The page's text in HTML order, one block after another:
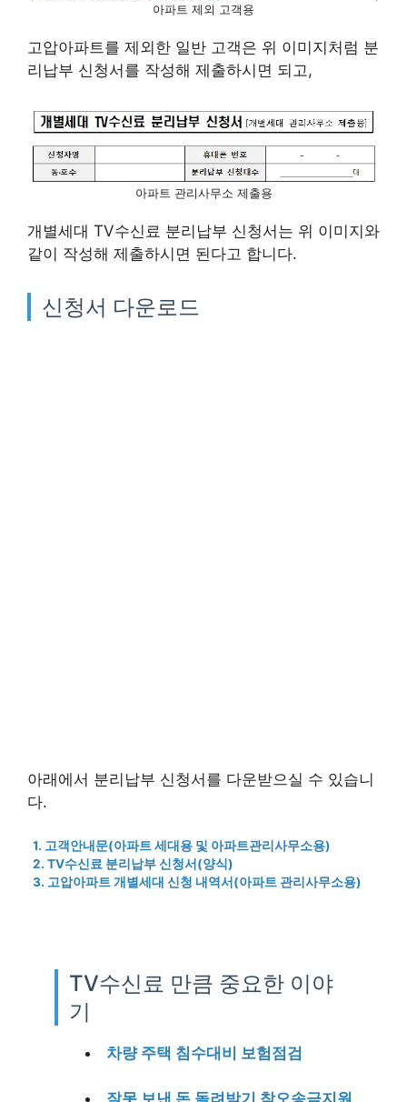
아파트 제외 고객용
고압아파트를 제외한 일반 고객은 위 이미지처럼 분
리납부 신청서를 작성해 제출하시면 되고,
아파트 관리사무소 제출용
개별세대 TV수신료 분리납부 신청서는 위 이미지와
같이 작성해 제출하시면 된다고 합니다.
신청서 다운로드
아래에서 분리납부 신청서를 다운받으실 수 있습니
다.
1. 고객안내문(아파트 세대용 및 아파트관리사무소용)
2. TV수신료 분리납부 신청서(양식)
3. 고압아파트 개별세대 신청 내역서(아파트 관리사무소용)
TV수신료 만큼 중요한 이야
기
차량 주택 침수대비 보험점검
잘못 보낸 돈 돌려받기 착오송금지원